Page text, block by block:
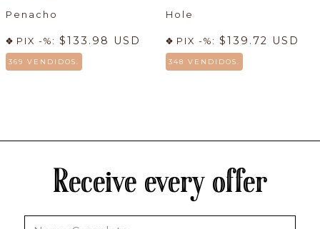
Penacho
PIX -%: $133.98 USD
369 VENDIDOS.
Hole
PIX -%: $139.72 USD
348 VENDIDOS.
Receive every offer